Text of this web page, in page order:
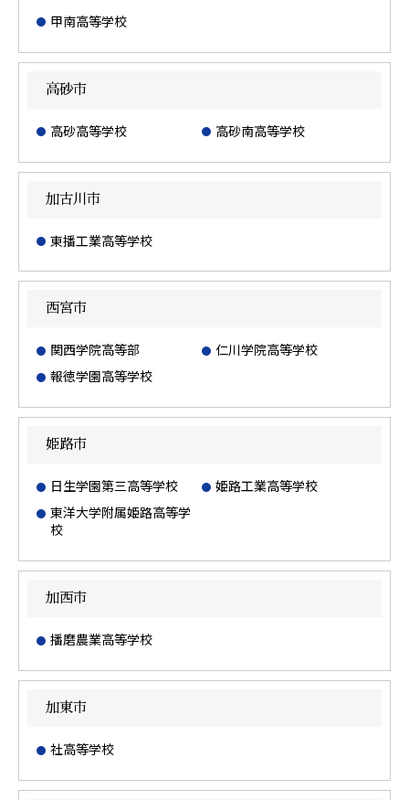
甲南高等学校
高砂市
高砂高等学校 高砂南高等学校
加古川市
東播工業高等学校
西宮市
関西学院高等部
仁川学院高等学校
報徳学園高等学校
姫路市
日生学園第三高等学校
姫路工業高等学校
東洋大学附属姫路高等学
校
加西市
播磨農業高等学校
加東市
社高等学校